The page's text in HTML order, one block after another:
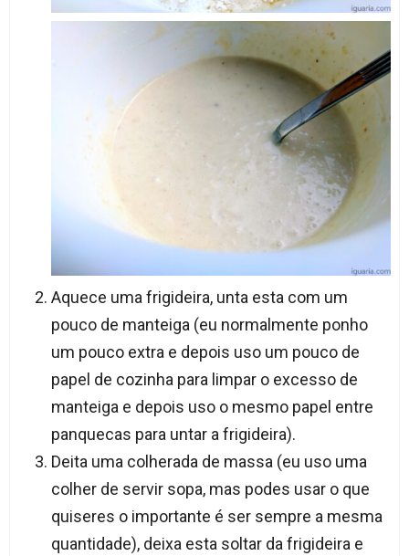
Aquece uma frigideira, unta esta com um
pouco de manteiga (eu normalmente ponho
um pouco extra e depois uso um pouco de
papel de cozinha para limpar o excesso de
manteiga e depois uso o mesmo papel entre
panquecas para untar a frigideira).
Deita uma colherada de massa (eu uso uma
colher de servir sopa, mas podes usar o que
quiseres o importante é ser sempre a mesma
quantidade), deixa esta soltar da frigideira e